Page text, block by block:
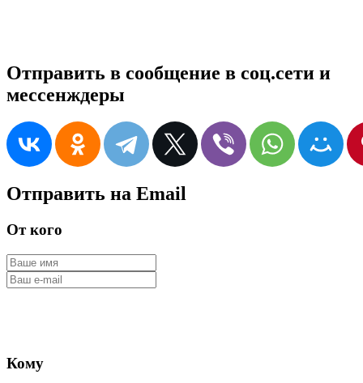
Отправить в сообщение в соц.сети и
мессенждеры
Отправить на Email
От кого
Кому